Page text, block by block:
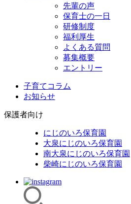
先輩の声
保育士の一日
研修制度
福利厚生
よくある質問
募集概要
エントリー
子育てコラム
お知らせ
保護者向け
にじのいろ保育園
大泉にじのいろ保育園
南大泉にじのいろ保育園
柴崎にじのいろ保育園